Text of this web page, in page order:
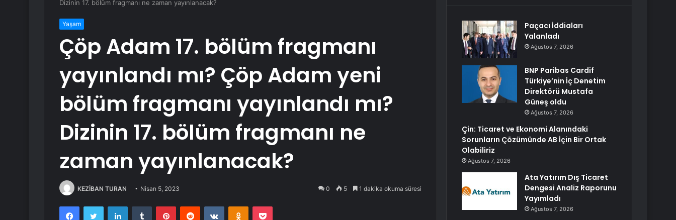
Dizinin 17. bölüm fragmanı ne zaman yayınlanacak?
Yaşam
Çöp Adam 17. bölüm fragmanı
yayınlandı mı? Çöp Adam yeni
bölüm fragmanı yayınlandı mı?
Dizinin 17. bölüm fragmanı ne
zaman yayınlanacak?
KEZİBAN TURAN Nisan 5, 2023 0 5 1 dakika okuma süresi
FacebookTwitter LinkedInTumblr PinterestReddit VKontakteOdnoklassniki
Pocket
Paçacı İddiaları
Yalanladı
Ağustos 7, 2026
BNP Paribas Cardif
Türkiye’nin İç Denetim
Direktörü Mustafa
Güneş oldu
Ağustos 7, 2026
Çin: Ticaret ve Ekonomi Alanındaki
Sorunların Çözümünde AB İçin Bir Ortak
Olabiliriz
Ağustos 7, 2026
Ata Yatırım Dış Ticaret
Dengesi Analiz Raporunu
Yayımladı
Ağustos 7, 2026